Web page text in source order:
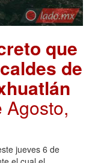
que
de
Agosto,
jueves 6 de